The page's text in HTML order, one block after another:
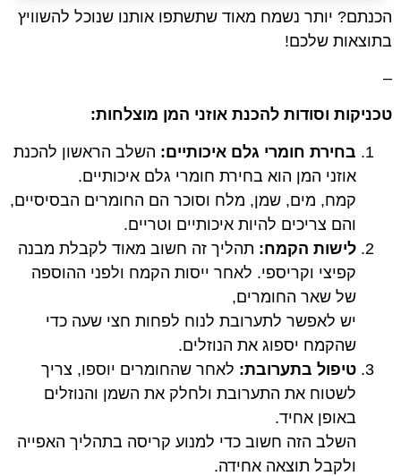
הכנתם? יותר נשמח מאוד שתשתפו אותנו שנוכל להשוויץ
בתוצאות שלכם!
–
טכניקות וסודות להכנת אוזני המן מוצלחות:
בחירת חומרי גלם איכותיים: השלב הראשון להכנת
אוזני המן הוא בחירת חומרי גלם איכותיים.
קמח, מים, שמן, מלח וסוכר הם החומרים הבסיסיים,
והם צריכים להיות איכותיים וטריים.
לישות הקמח: תהליך זה חשוב מאוד לקבלת מבנה
קפיצי וקריספי. לאחר ייסות הקמח ולפני ההוספה
של שאר החומרים,
יש לאפשר לתערובת לנוח לפחות חצי שעה כדי
שהקמח יספוג את הנוזלים.
טיפול בתערובת: לאחר שהחומרים יוספו, צריך
לשטוח את התערובת ולחלק את השמן והנוזלים
באופן אחיד.
השלב הזה חשוב כדי למנוע קריסה בתהליך האפייה
ולקבל תוצאה אחידה.